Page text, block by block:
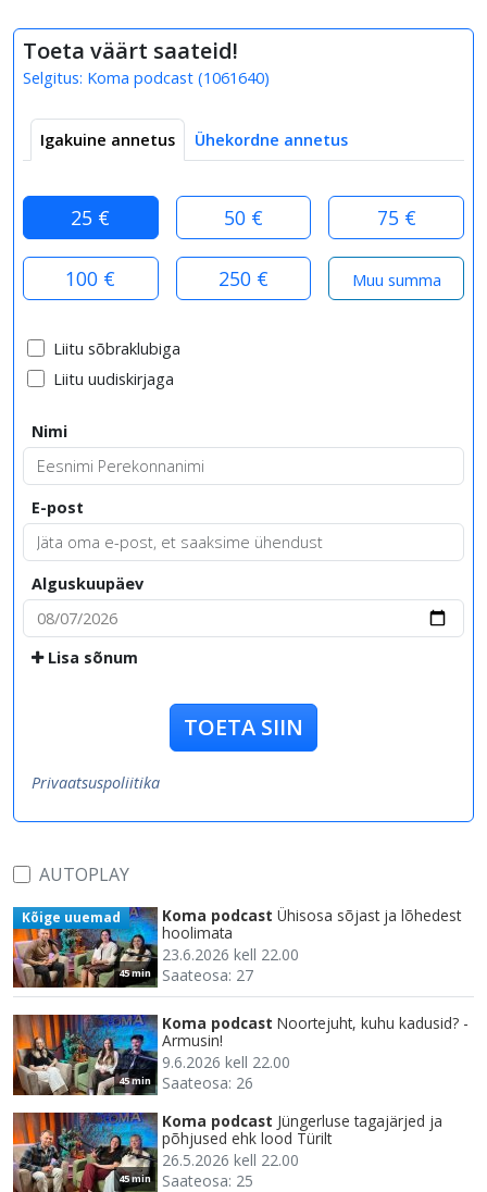
Toeta väärt saateid!
Selgitus: Koma podcast (1061640)
Igakuine annetus Ühekordne annetus
25 € 50 € 75 €
100 € 250 €
Liitu sõbraklubiga
Liitu uudiskirjaga
Nimi
E-post
Alguskuupäev
Lisa sõnum
TOETA SIIN
Privaatsuspoliitika
AUTOPLAY
45 min
Kõige uuemad Koma podcast Ühisosa sõjast ja lõhedest
hoolimata
23.6.2026 kell 22.00
Saateosa: 27
45 min
Koma podcast Noortejuht, kuhu kadusid? -
Armusin!
9.6.2026 kell 22.00
Saateosa: 26
45 min
Koma podcast Jüngerluse tagajärjed ja
põhjused ehk lood Türilt
26.5.2026 kell 22.00
Saateosa: 25